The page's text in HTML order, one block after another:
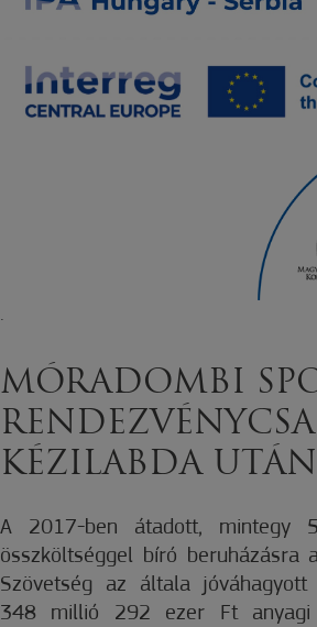
.
MÓRADOMBI
KÉZILABDA
A 2017-ben átadott, mintegy
összköltséggel bíró beruházásra
Szövetség az általa jóváhagyott
348 millió 292 ezer Ft anyagi